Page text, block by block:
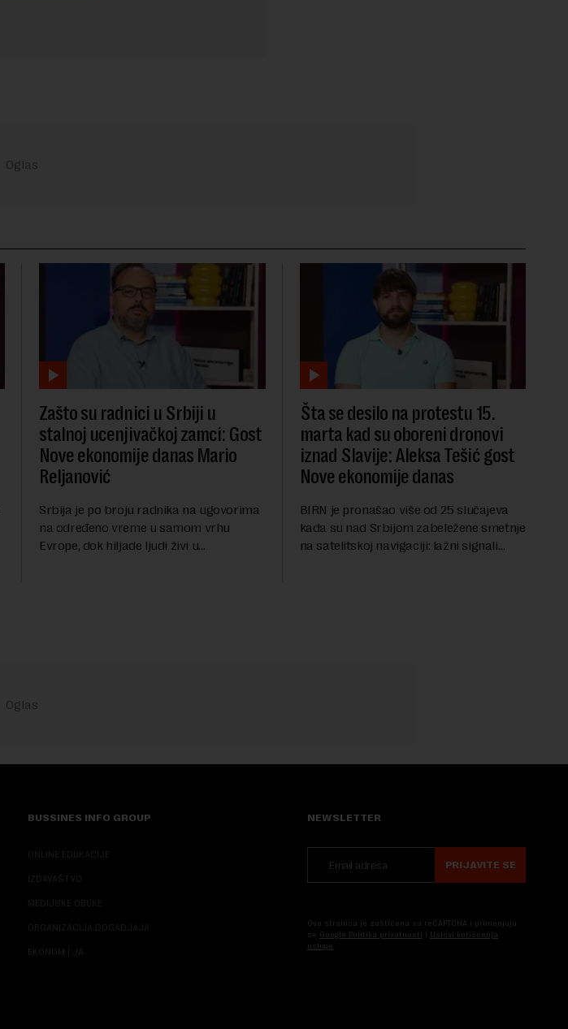
Zašto su radnici u Srbiji u
stalnoj ucenjivačkoj zamci: Gost
Nove ekonomije danas Mario
Reljanović
Srbija je po broju radnika na ugovorima
na određeno vreme u samom vrhu
Evrope, dok hiljade ljudi živi u
Šta se desilo na protestu 15.
marta kad su oboreni dronovi
iznad Slavije: Aleksa Tešić gost
Nove ekonomije danas
BIRN je pronašao više od 25 slučajeva
kada su nad Srbijom zabeležene smetnje
na satelitskoj navigaciji: lažni signali
BUSSINES INFO GROUP
ONLINE EDUKACIJE
IZDAVAŠTVO
MEDIJSKE OBUKE
ORGANIZACIJA DOGADJAJA
EKONOM I JA
NEWSLETTER
PRIJAVITE SE
Ova stranica je zaštićena sa reCAPTCHA i primenjuju
se Google Politika privatnosti i Uslovi korišćenja
usluge